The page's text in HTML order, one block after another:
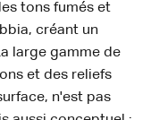
tons fumés et
créant un
large gamme de
et des reliefs
n'est pas